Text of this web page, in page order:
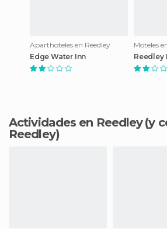
Aparthoteles en Reedley
Edge Water Inn
Moteles
Reedley
Actividades en Reedley(y
Reedley)